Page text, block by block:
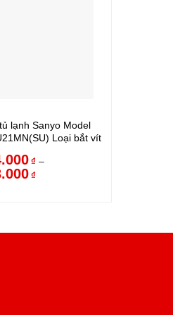
lạnh Sanyo Model
Loại bắt vít
₫ –
₫